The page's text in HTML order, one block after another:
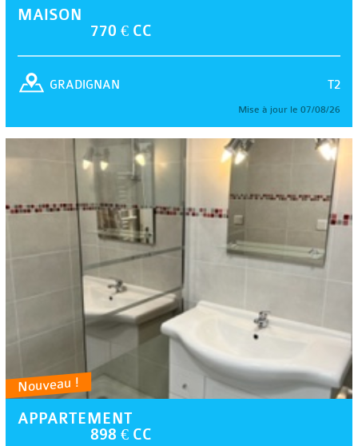
MAISON
770 € CC
T2
GRADIGNAN
Mise à jour le 07/08/26
Nouveau !
APPARTEMENT
898 € CC